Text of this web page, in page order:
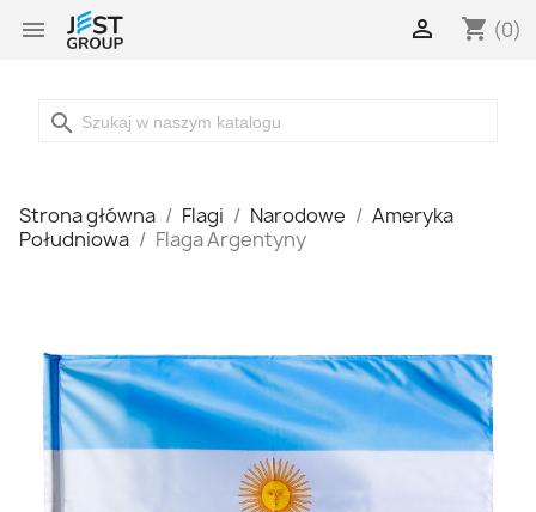
 shopping_cart (0)

search
Strona główna Flagi Narodowe
Ameryka
Południowa
Flaga Argentyny